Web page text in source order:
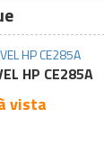
HP CE285A
vista